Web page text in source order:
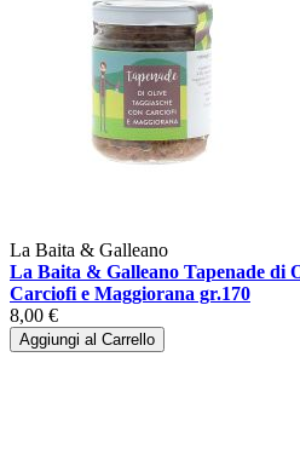
La Baita & Galleano
La Baita & Galleano Tapenade di
Carciofi e Maggiorana gr.170
8,00 €
Aggiungi al Carrello